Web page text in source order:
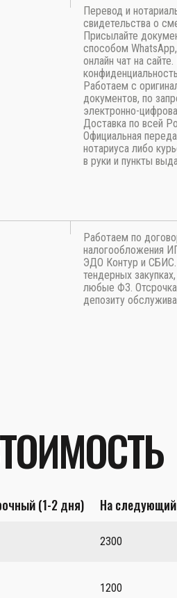
Перевод и
свидетельства о
Присылайте
способом
онлайн чат на
Работаем с
документов, по
электронно-
Доставка по всей
Официальная
нотариуса либо
в руки и пункты
Работаем по
налогообложения
ЭДО Контур и СБИС.
тендерных
любые ФЗ.
депозиту
(1-2 дня) На
2300
1200